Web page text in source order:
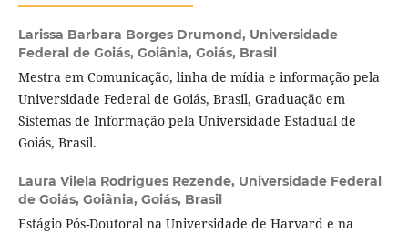
Larissa Barbara Borges Drumond, Universidade
Federal de Goiás, Goiânia, Goiás, Brasil
Mestra em Comunicação, linha de mídia e informação pela
Universidade Federal de Goiás, Brasil, Graduação em
Sistemas de Informação pela Universidade Estadual de
Goiás, Brasil.
Laura Vilela Rodrigues Rezende, Universidade Federal
de Goiás, Goiânia, Goiás, Brasil
Estágio Pós-Doutoral na Universidade de Harvard e na